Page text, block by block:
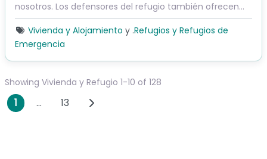
nosotros. Los defensores del refugio también ofrecen…
Vivienda y Alojamiento y .Refugios y Refugios de
Emergencia
Showing Vivienda y Refugio 1-10 of 128
Navegación de
1 … 13 Publicaciones anteriores